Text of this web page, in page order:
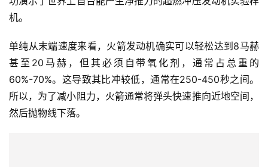
机。
单纯从末端速度来看，火箭发动机确实可以轻松达到8马赫
甚至20马赫，但其必须自带氧化剂，通常占总重的
60%-70%。这导致其比冲较低，通常在250-450秒之间。
所以，为了减小阻力，火箭通常将弹头快速推向近地空间，
然后抛物线下落。